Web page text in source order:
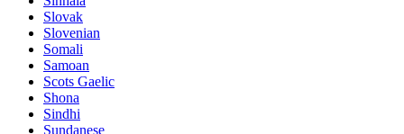
Slovak
Slovenian
Somali
Samoan
Scots Gaelic
Shona
Sindhi
Sundanese